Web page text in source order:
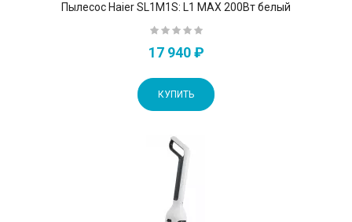
Пылесос Haier SL1M1S: L1 MAX 200Вт белый
17 940 ₽
КУПИТЬ